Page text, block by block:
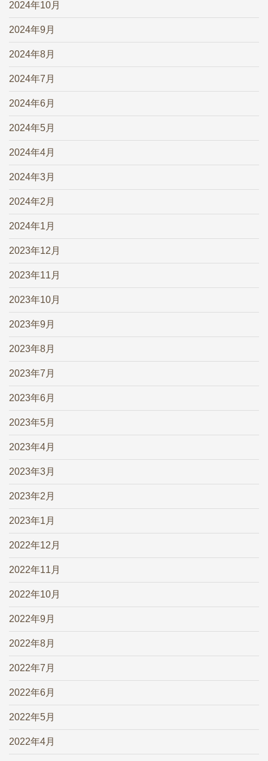
2024年10月
2024年9月
2024年8月
2024年7月
2024年6月
2024年5月
2024年4月
2024年3月
2024年2月
2024年1月
2023年12月
2023年11月
2023年10月
2023年9月
2023年8月
2023年7月
2023年6月
2023年5月
2023年4月
2023年3月
2023年2月
2023年1月
2022年12月
2022年11月
2022年10月
2022年9月
2022年8月
2022年7月
2022年6月
2022年5月
2022年4月